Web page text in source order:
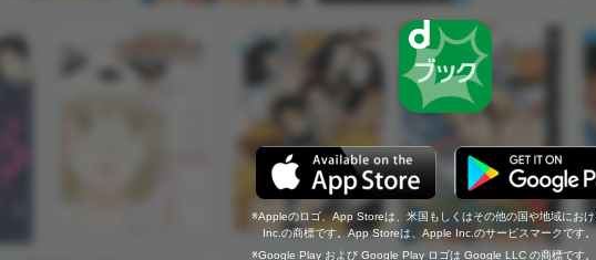
Appleのロゴ、App Storeは、米国もしくはその他の国や地域にお
Inc.の商標です。App Storeは、Apple Inc.のサービスマークです。
Google Play および Google Play ロゴは Google LLC の商標です。